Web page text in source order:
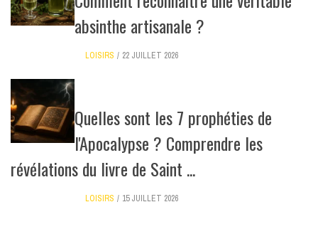
absinthe artisanale ?
LOISIRS 22 JUILLET 2026
Quelles sont les 7 prophéties de
l'Apocalypse ? Comprendre les
révélations du livre de Saint ...
LOISIRS 15 JUILLET 2026